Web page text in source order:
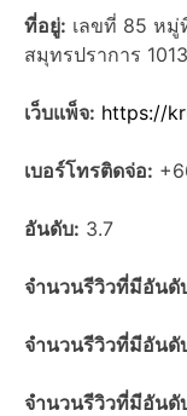
ที่อยู่: เลขที่ 85 หมู่
สมุทรปราการ
เว็บแพ็จ: https://
เบอร์โทรติดจ่อ:
อันดับ: 3.7
จำนวนรีวิวที่มีอันดั
จำนวนรีวิวที่มีอันดั
จำนวนรีวิวที่มีอันดั